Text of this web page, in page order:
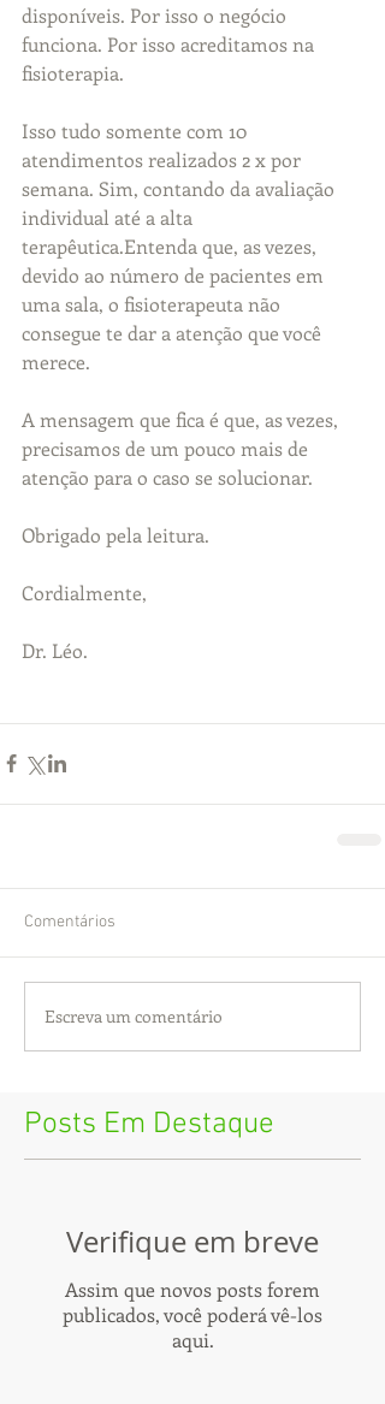
disponíveis. Por isso o negócio
funciona. Por isso acreditamos na
fisioterapia.
Isso tudo somente com 10
atendimentos realizados 2 x por
semana. Sim, contando da avaliação
individual até a alta
terapêutica.Entenda que, as vezes,
devido ao número de pacientes em
uma sala, o fisioterapeuta não
consegue te dar a atenção que você
merece.
A mensagem que fica é que, as vezes,
precisamos de um pouco mais de
atenção para o caso se solucionar.
Obrigado pela leitura.
Cordialmente,
Dr. Léo.
Comentários
Escreva um comentário
Posts Em Destaque
Verifique em breve
Assim que novos posts forem
publicados, você poderá vê-los
aqui.